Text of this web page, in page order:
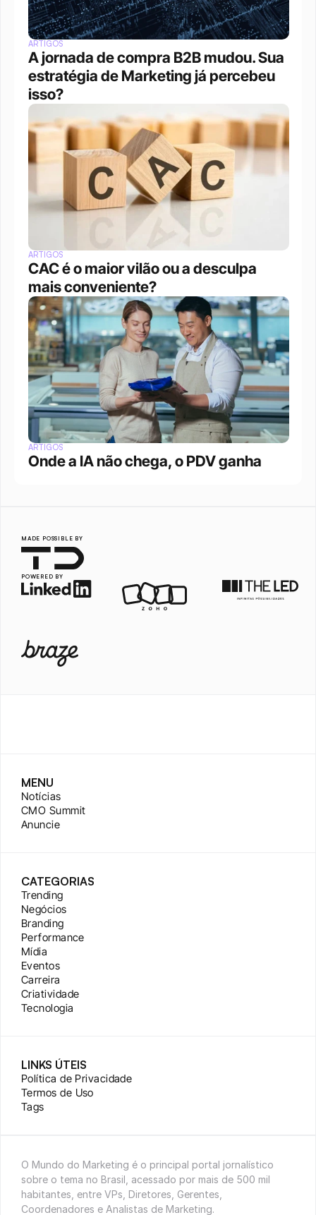
ARTIGOS
A jornada de compra B2B mudou. Sua
estratégia de Marketing já percebeu
isso?
ARTIGOS
CAC é o maior vilão ou a desculpa
mais conveniente?
ARTIGOS
Onde a IA não chega, o PDV ganha
MADE POSSIBLE BY
POWERED BY
MENU
Notícias
CMO Summit
Anuncie
CATEGORIAS
Trending
Negócios
Branding
Performance
Mídia
Eventos
Carreira
Criatividade
Tecnologia
LINKS ÚTEIS
Política de Privacidade
Termos de Uso
Tags
O Mundo do Marketing é o principal portal jornalístico
sobre o tema no Brasil, acessado por mais de 500 mil
habitantes, entre VPs, Diretores, Gerentes,
Coordenadores e Analistas de Marketing.